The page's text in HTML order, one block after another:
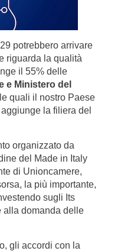
potrebbero arrivare
riguarda la qualità
il 55% delle
e Ministero del
quali il nostro Paese
la filiera del
organizzato da
del Made in Italy
di Unioncamere,
la più importante,
sugli Its
alla domanda delle
gli accordi con la